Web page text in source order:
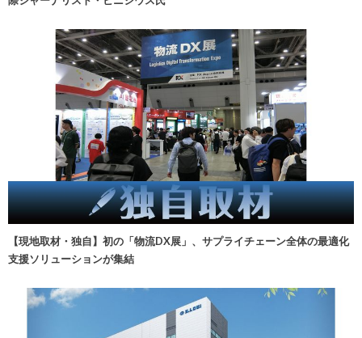
【現地取材・独自】初の「物流DX展」、サプライチェーン全体の最適化
支援ソリューションが集結